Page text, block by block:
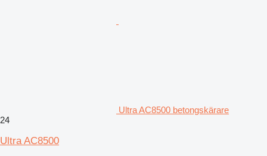
Ultra AC8500 betongskärare
24
Ultra AC8500